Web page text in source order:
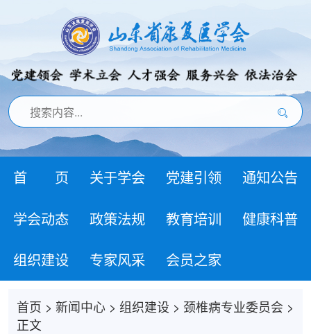
首 页 关于学会 党建引领 通知公告
学会动态 政策法规 教育培训 健康科普
组织建设 专家风采 会员之家
首页 > 新闻中心> 组织建设 > 颈椎病专业委员会 >
正文